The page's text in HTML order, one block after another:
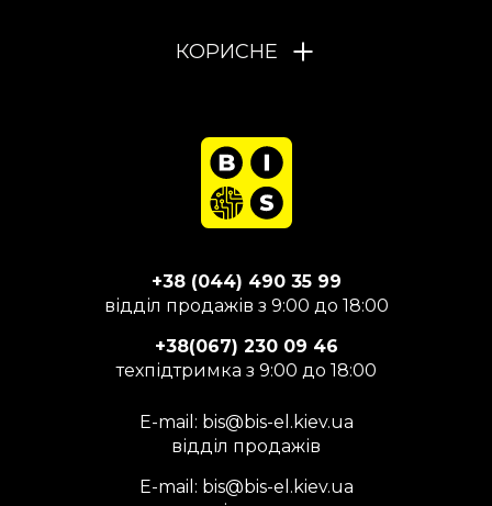
КОРИСНЕ
+38 (044) 490 35 99
відділ продажів з 9:00 до 18:00
+38(067) 230 09 46
техпідтримка з 9:00 до 18:00
E-mail: bis@bis-el.kiev.ua
відділ продажів
E-mail: bis@bis-el.kiev.ua